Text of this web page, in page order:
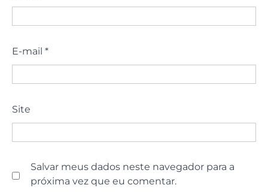
E-mail *
Site
Salvar meus dados neste navegador para a
próxima vez que eu comentar.